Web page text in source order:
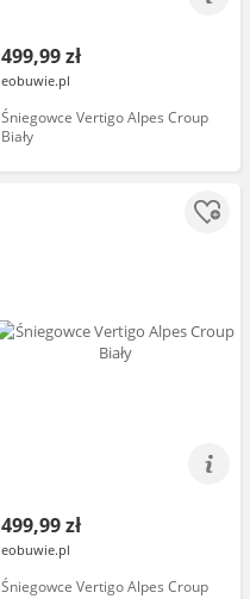
499,99 zł
eobuwie.pl
Śniegowce Vertigo Alpes Croup
Biały
499,99 zł
eobuwie.pl
Śniegowce Vertigo Alpes Croup